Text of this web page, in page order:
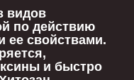
видов
по действию
ее свойствами.
и быстро